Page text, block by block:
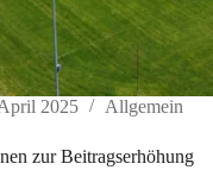
2025 Allgemein
zur Beitragserhöhung